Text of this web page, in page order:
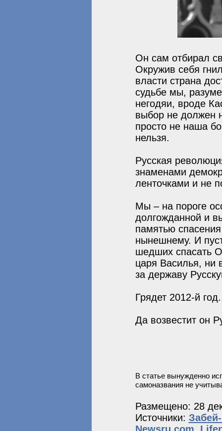
Он сам отбирал
Окружив себя
власти страна
судьбе мы,
негодяи, вроде
выбор не должен
просто не наша
нельзя.
Русская
знаменами
ленточками и не
Мы – на пороге
долгожданной и
памятью
нынешнему. И
шедших спасать
царя Василья, ни
за державу
Грядет 2012-й
Да возвестит он
В статье вынужденно
самоназвания не
Размещено: 28
Источники: